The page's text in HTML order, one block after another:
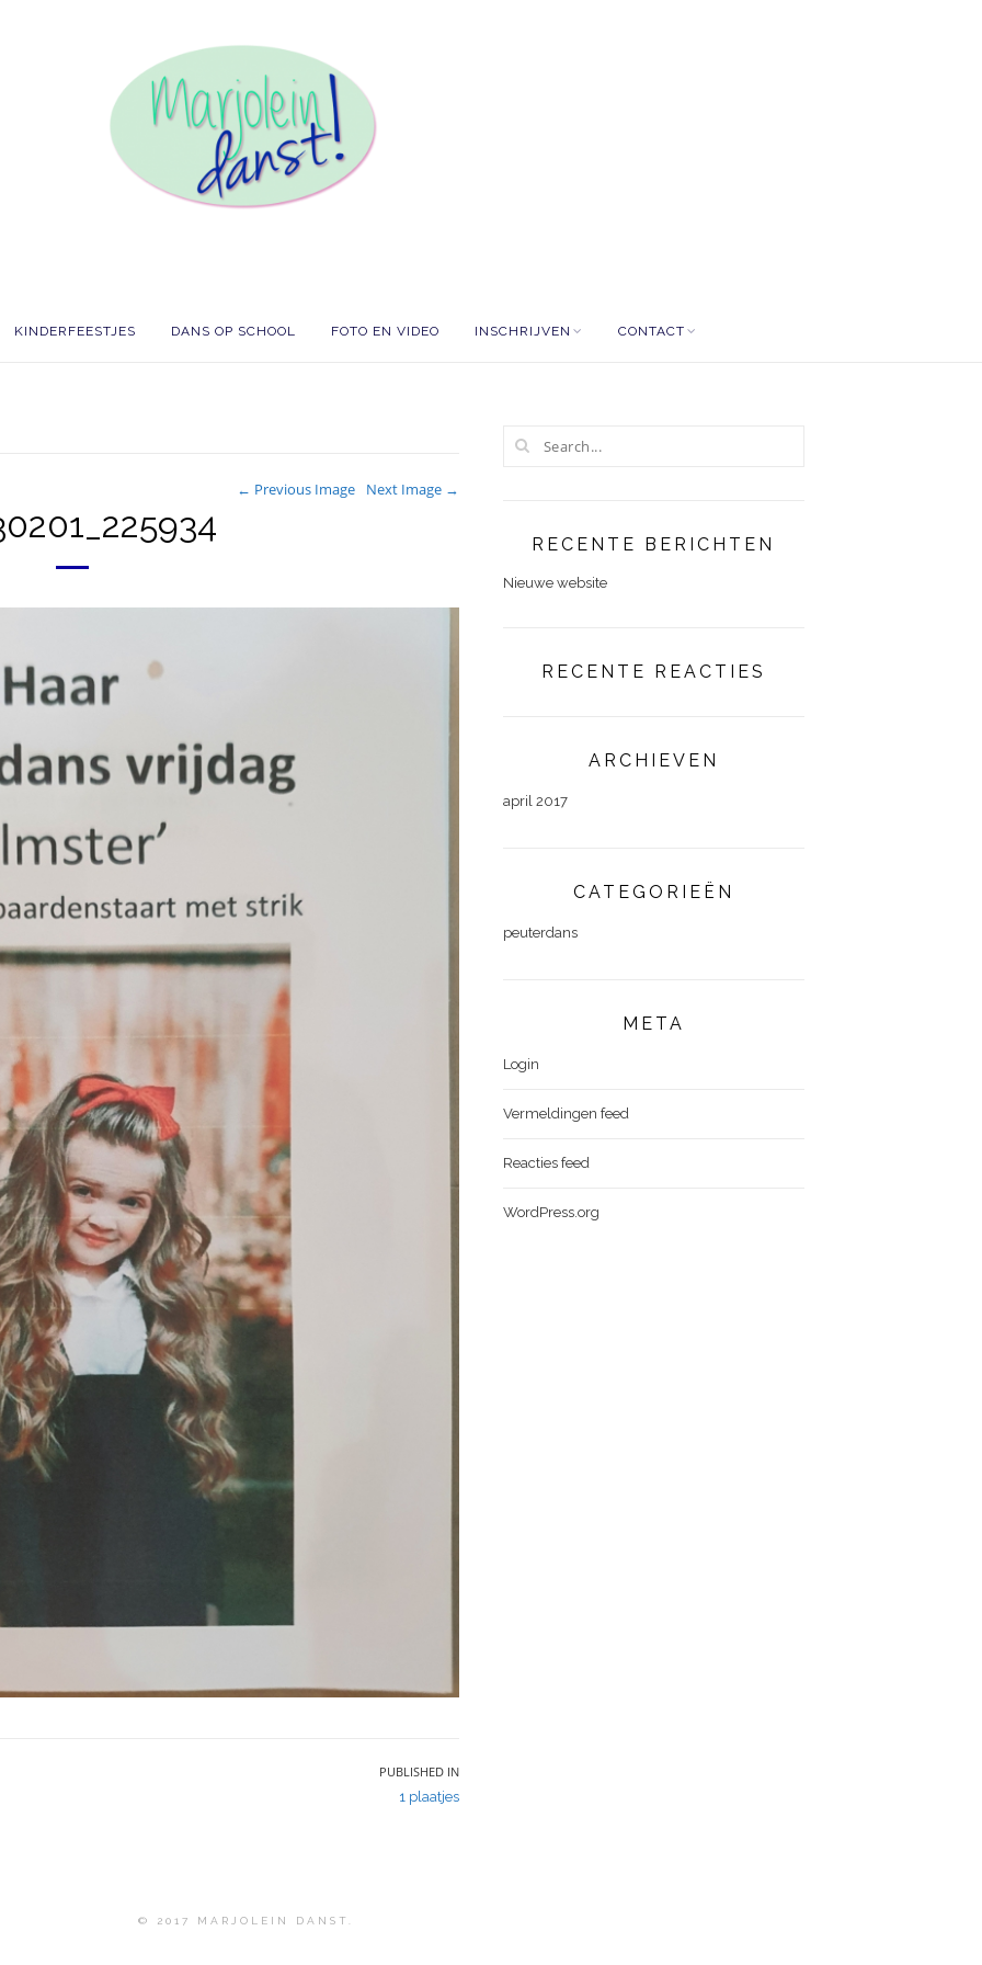
KINDERFEESTJES DANS OP SCHOOL FOTO EN VIDEO INSCHRIJVEN CONTACT
← Previous Image Next Image →
PUBLISHED IN
1 plaatjes
RECENTE BERICHTEN
Nieuwe website
RECENTE REACTIES
ARCHIEVEN
april 2017
CATEGORIEËN
peuterdans
META
Login
Vermeldingen feed
Reacties feed
WordPress.org
© 2017 MARJOLEIN DANST.